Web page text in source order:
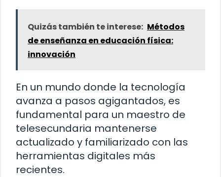
Quizás también te interese: Métodos
de enseñanza en educación física:
innovación
En un mundo donde la tecnología
avanza a pasos agigantados, es
fundamental para un maestro de
telesecundaria mantenerse
actualizado y familiarizado con las
herramientas digitales más
recientes.